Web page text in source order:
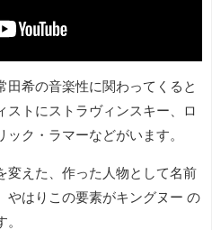
田希の音楽性に関わってくると
ストにストラヴィンスキー、ロ
ク・ラマーなどがいます。
変えた、作った人物として名前
やはりこの要素がキングヌー の